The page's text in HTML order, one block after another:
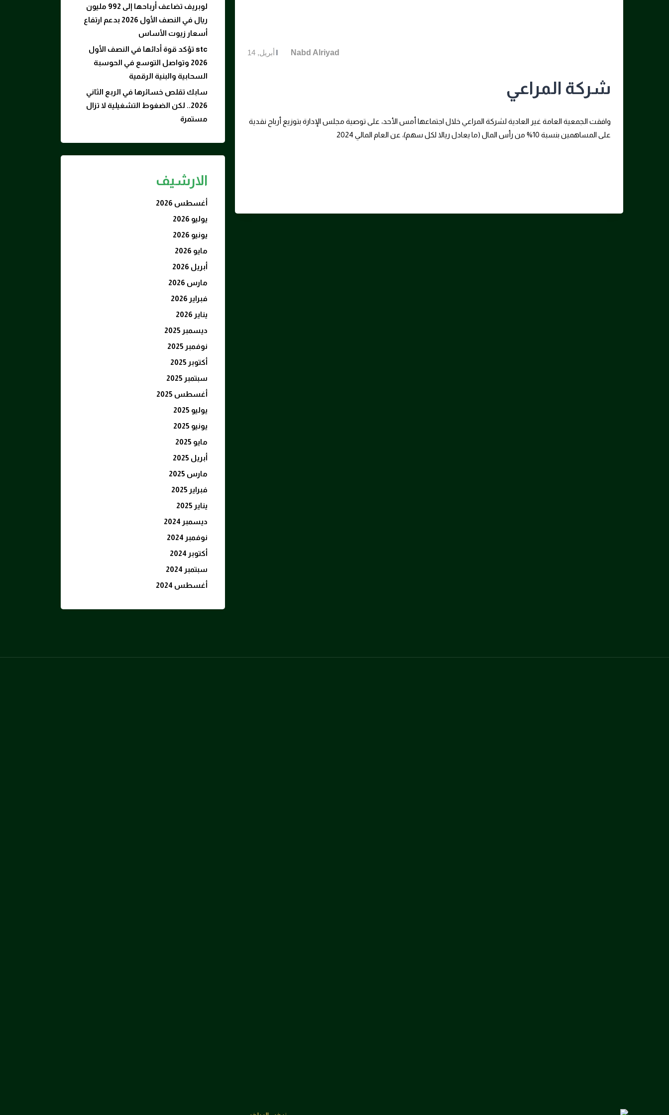
Nabd Alriyad
| أبريل, 14
شركة المراعي
وافقت الجمعية العامة غير العادية لشركة المراعي خلال اجتماعها أمس الأحد، على توصية مجلس الإدارة بتوزيع أرباح نقدية
على المساهمين بنسبة 10% من رأس المال (ما يعادل ريالا لكل سهم)، عن العام المالي 2024
لوبريف تضاعف أرباحها إلى 992 مليون
ريال في النصف الأول 2026 بدعم ارتفاع
أسعار زيوت الأساس
stc تؤكد قوة أدائها في النصف الأول
2026 وتواصل التوسع في الحوسبة
السحابية والبنية الرقمية
سابك تقلص خسائرها في الربع الثاني
2026.. لكن الضغوط التشغيلية لا تزال
مستمرة
الارشيف
أغسطس 2026
يوليو 2026
يونيو 2026
مايو 2026
أبريل 2026
مارس 2026
فبراير 2026
يناير 2026
ديسمبر 2025
نوفمبر 2025
أكتوبر 2025
سبتمبر 2025
أغسطس 2025
يوليو 2025
يونيو 2025
مايو 2025
أبريل 2025
مارس 2025
فبراير 2025
يناير 2025
ديسمبر 2024
نوفمبر 2024
أكتوبر 2024
سبتمبر 2024
أغسطس 2024